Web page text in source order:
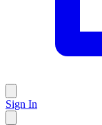
Sign In